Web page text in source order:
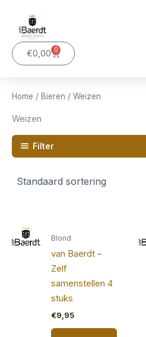
inhoud €0,00 0
Winkelwagen
Home / Bieren / Weizen
Weizen
Filter
Blond
van Baerdt –
Zelf
samenstellen 4
stuks
€9,95